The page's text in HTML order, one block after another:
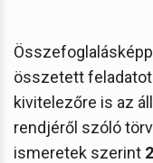
összetett
kivitelezőre is az
rendjéről szóló
ismeretek szerint